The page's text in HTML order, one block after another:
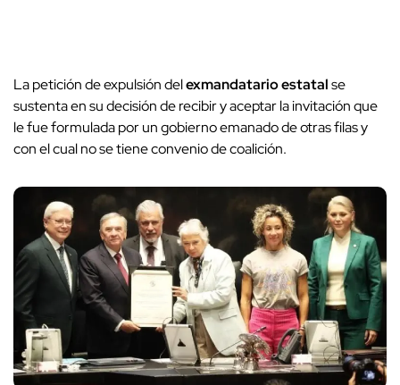
La petición de expulsión delexmandatario estatalse
sustenta en su decisión de recibir y aceptar la invitación que
le fue formulada por un gobierno emanado de otras filas y
con el cual no se tiene convenio de coalición.